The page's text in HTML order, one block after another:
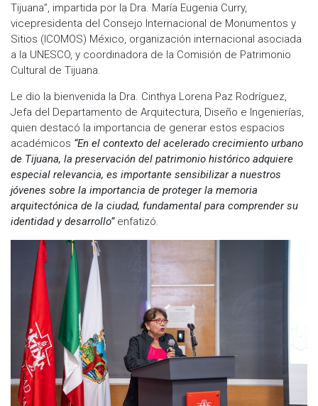
Tijuana”, impartida por la Dra. María Eugenia Curry,
vicepresidenta del Consejo Internacional de Monumentos y
Sitios (ICOMOS) México, organización internacional asociada
a la UNESCO, y coordinadora de la Comisión de Patrimonio
Cultural de Tijuana.
Le dio la bienvenida la Dra. Cinthya Lorena Paz Rodríguez,
Jefa del Departamento de Arquitectura, Diseño e Ingenierías,
quien destacó la importancia de generar estos espacios
académicos “En el contexto del acelerado crecimiento urbano
de Tijuana, la preservación del patrimonio histórico adquiere
especial relevancia, es importante sensibilizar a nuestros
jóvenes sobre la importancia de proteger la memoria
arquitectónica de la ciudad, fundamental para comprender su
identidad y desarrollo”enfatizó.